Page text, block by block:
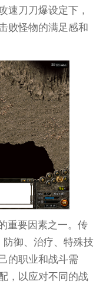
速刀刀爆设定下，
败怪物的满足感和
重要因素之一。传
御、治疗、特殊技
的职业和战斗需
，以应对不同的战